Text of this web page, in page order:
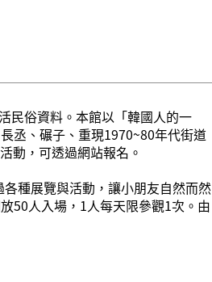
民俗資料。本館以「韓國人的一
丞、碾子、重現1970~80年代街道
動，可透過網站報名。
種展覽與活動，讓小朋友自然而然
50人入場，1人每天限參觀1次。由